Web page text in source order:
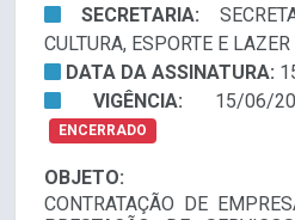
SECRETARIA:
CULTURA, ESPORTE E
DATA DA ASSINATURA:
VIGÊNCIA: 15/06/
ENCERRADO
OBJETO:
CONTRATAÇÃO DE